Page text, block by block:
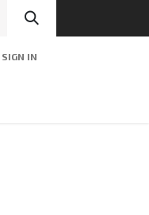
SIGN IN